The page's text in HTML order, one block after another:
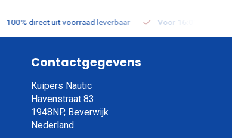
Voor 16:00 besteld, vandaag verzonden
Contactgegevens
Kuipers Nautic
Havenstraat 83
1948NP, Beverwijk
Nederland